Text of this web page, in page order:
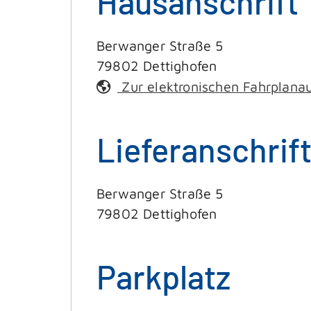
Berwanger Straße 5
79802 Dettighofen
Zur elektronischen
Lieferanschrift
Berwanger Straße 5
79802 Dettighofen
Parkplatz